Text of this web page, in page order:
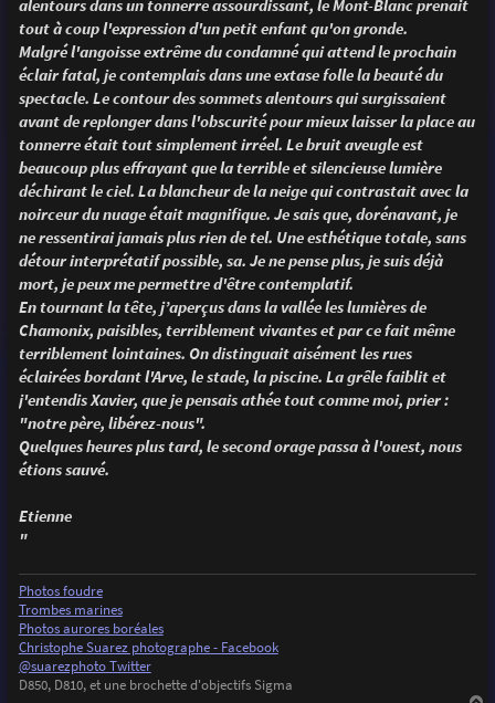
alentours dans un tonnerre assourdissant, le Mont-Blanc prenait
tout à coup l'expression d'un petit enfant qu'on gronde.
Malgré l'angoisse extrême du condamné qui attend le prochain
éclair fatal, je contemplais dans une extase folle la beauté du
spectacle. Le contour des sommets alentours qui surgissaient
avant de replonger dans l'obscurité pour mieux laisser la place au
tonnerre était tout simplement irréel. Le bruit aveugle est
beaucoup plus effrayant que la terrible et silencieuse lumière
déchirant le ciel. La blancheur de la neige qui contrastait avec la
noirceur du nuage était magnifique. Je sais que, dorénavant, je
ne ressentirai jamais plus rien de tel. Une esthétique totale, sans
détour interprétatif possible, sa. Je ne pense plus, je suis déjà
mort, je peux me permettre d'être contemplatif.
En tournant la tête, j’aperçus dans la vallée les lumières de
Chamonix, paisibles, terriblement vivantes et par ce fait même
terriblement lointaines. On distinguait aisément les rues
éclairées bordant l'Arve, le stade, la piscine. La grêle faiblit et
j'entendis Xavier, que je pensais athée tout comme moi, prier :
"notre père, libérez-nous".
Quelques heures plus tard, le second orage passa à l'ouest, nous
étions sauvé.
Etienne
"
Photos foudre
Trombes marines
Photos aurores boréales
Christophe Suarez photographe - Facebook
@suarezphoto Twitter
D850, D810, et une brochette d'objectifs Sigma